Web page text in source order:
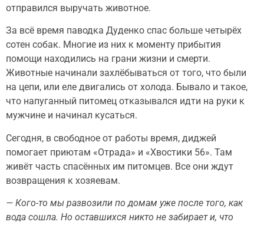
отправился выручать животное.
За всё время паводка Дуденко спас больше четырёх
сотен собак. Многие из них к моменту прибытия
помощи находились на грани жизни и смерти.
Животные начинали захлёбываться от того, что были
на цепи, или еле двигались от холода. Бывало и такое,
что напуганный питомец отказывался идти на руки к
мужчине и начинал кусаться.
Сегодня, в свободное от работы время, диджей
помогает приютам «Отрада» и «Хвостики 56». Там
живёт часть спасённых им питомцев. Все они ждут
возвращения к хозяевам.
— Кого-то мы развозили по домам уже после того, как
вода сошла. Но оставшихся никто не забирает и, что